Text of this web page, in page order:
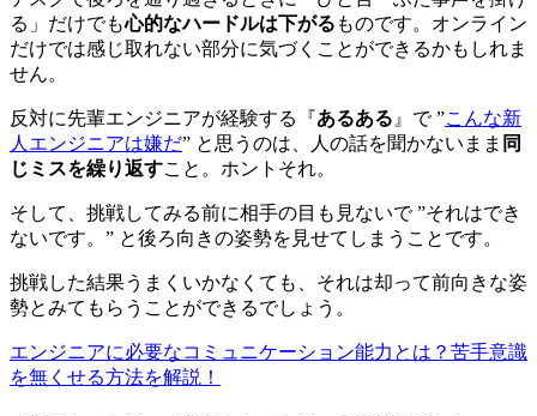
る」だけでも心的なハードルは下がる ものです。オンライン
だけでは感じ取れない部分に気づくことができるかもしれま
せん。
反対に先輩エンジニアが経験する『あるある 』で ”こんな新
人エンジニアは嫌だ” と思うのは、人の話を聞かないまま 同
じミスを繰り返すこと。ホントそれ。
そして、挑戦してみる前に相手の目も見ないで ”それはでき
ないです。” と後ろ向きの姿勢を見せてしまうことです。
挑戦した結果うまくいかなくても、それは却って前向きな姿
勢とみてもらうことができるでしょう。
エンジニアに必要なコミュニケーション能力とは？苦手意識
を無くせる方法を解説！